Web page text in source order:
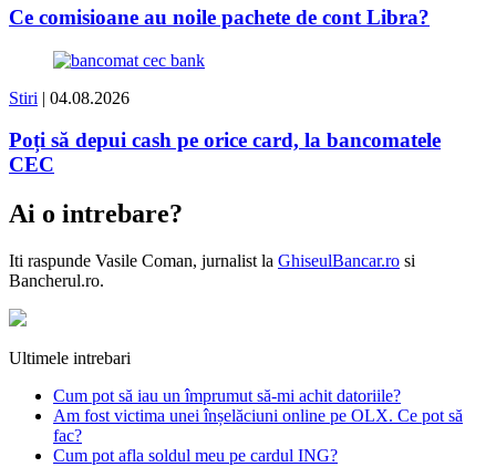
Ce comisioane au noile pachete de cont Libra?
Stiri | 04.08.2026
Poți să depui cash pe orice card, la bancomatele
CEC
Ai o intrebare?
Iti raspunde Vasile Coman, jurnalist la GhiseulBancar.ro si
Bancherul.ro.
Ultimele intrebari
Cum pot să iau un împrumut să-mi achit datoriile?
Am fost victima unei înșelăciuni online pe OLX. Ce pot să
fac?
Cum pot afla soldul meu pe cardul ING?